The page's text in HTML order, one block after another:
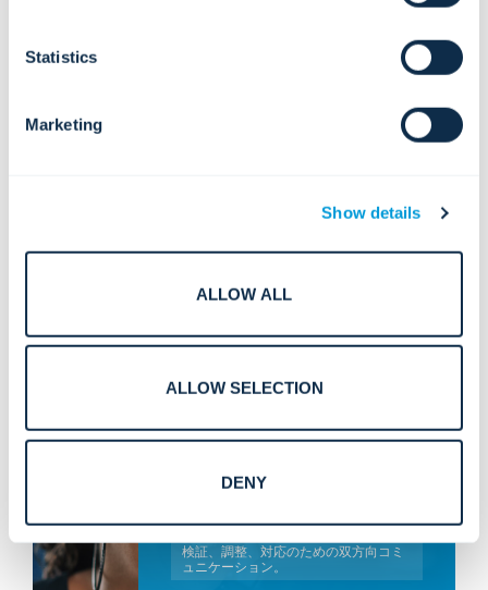
Statistics
Marketing
Show details
ALLOW ALL
ALLOW SELECTION
DENY
地域および世界規模の運用をサポート
施設、地域、パートナーを接続するフ
現場チームと経営幹部向けの SOC イン
とコラボレーション。
一括通知とページング
クフローに直接統合されます。
インターコムとディスパッチの統合
検証、調整、対応のための双方向コミ
ュニケーション。